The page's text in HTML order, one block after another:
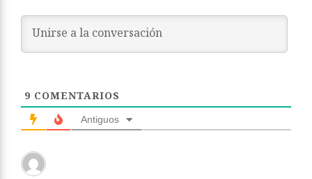
9 COMENTARIOS
Antiguos